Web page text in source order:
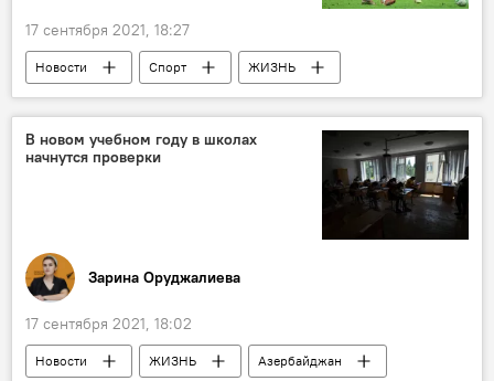
17 сентября 2021, 18:27
Новости Спорт
ЖИЗНЬ
Азербайджан
"Нефтчи"
ФК "Карабах"
В новом учебном году в школах
начнутся проверки
Зарина Оруджалиева
17 сентября 2021, 18:02
Новости ЖИЗНЬ
Азербайджан